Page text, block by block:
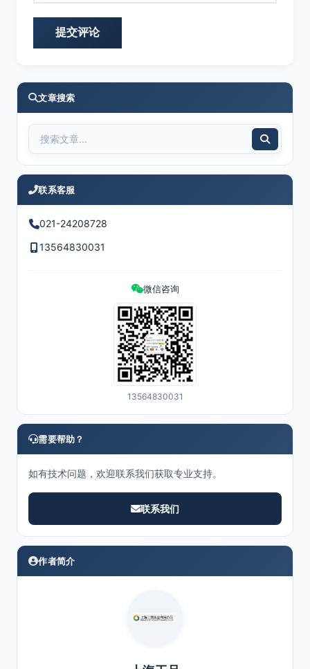
文章搜索
联系客服
021-24208728
13564830031
微信咨询
13564830031
需要帮助？
如有技术问题，欢迎联系我们获取专业支持。
联系我们
作者简介